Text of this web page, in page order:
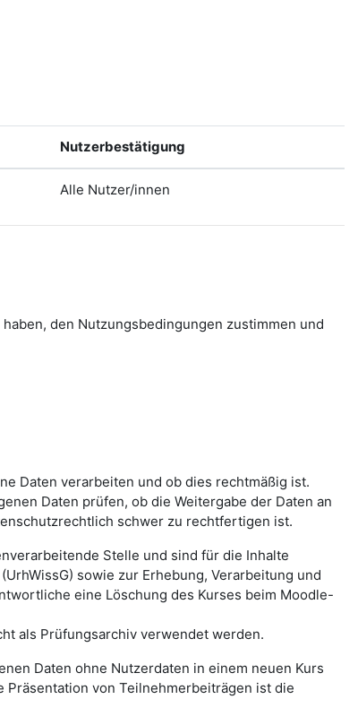
Nutzerbestätigung
Alle Nutzer/innen
den Nutzungsbedingungen zustimmen und
Daten verarbeiten und ob dies rechtmäßig ist.
Daten prüfen, ob die Weitergabe der Daten an
schwer zu rechtfertigen ist.
Stelle und sind für die Inhalte
sowie zur Erhebung, Verarbeitung und
eine Löschung des Kurses beim Moodle-
als Prüfungsarchiv verwendet werden.
Daten ohne Nutzerdaten in einem neuen Kurs
von Teilnehmerbeiträgen ist die